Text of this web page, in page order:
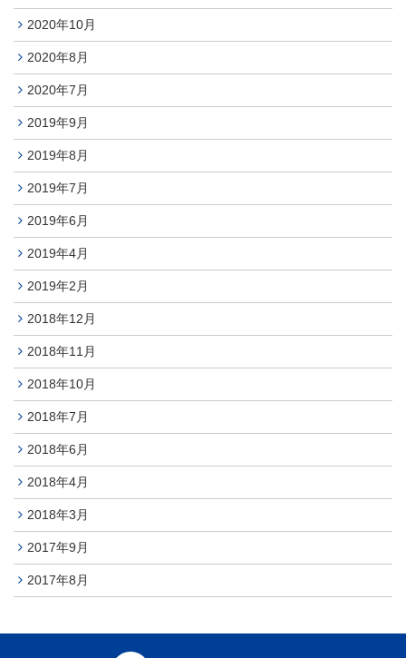
2020年10月
2020年8月
2020年7月
2019年9月
2019年8月
2019年7月
2019年6月
2019年4月
2019年2月
2018年12月
2018年11月
2018年10月
2018年7月
2018年6月
2018年4月
2018年3月
2017年9月
2017年8月